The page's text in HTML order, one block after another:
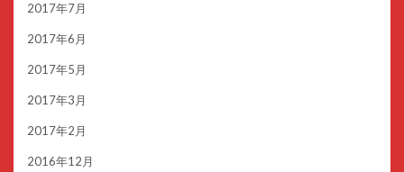
2017年7月
2017年6月
2017年5月
2017年3月
2017年2月
2016年12月